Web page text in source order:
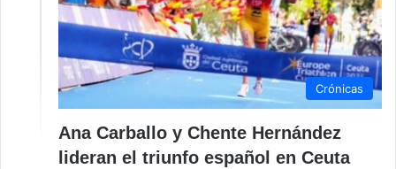
Crónicas
Ana Carballo y Chente Hernández
lideran el triunfo español en Ceuta